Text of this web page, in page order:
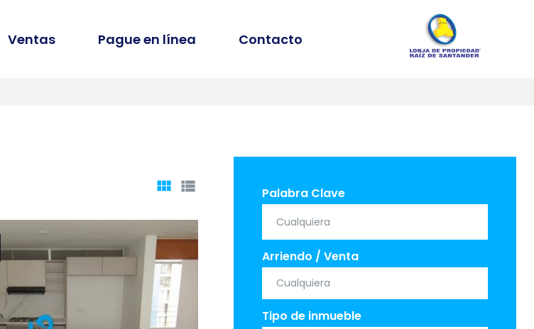
Ventas Pague en línea Contacto
CUADRÍCULA Palabra Clave
Arriendo / Venta
Tipo de inmueble